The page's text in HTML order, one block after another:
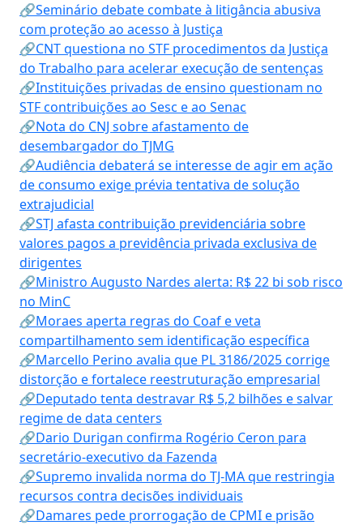
🔗Seminário debate combate à litigância abusiva
com proteção ao acesso à Justiça
🔗CNT questiona no STF procedimentos da Justiça
do Trabalho para acelerar execução de sentenças
🔗Instituições privadas de ensino questionam no
STF contribuições ao Sesc e ao Senac
🔗Nota do CNJ sobre afastamento de
desembargador do TJMG
🔗Audiência debaterá se interesse de agir em ação
de consumo exige prévia tentativa de solução
extrajudicial
🔗STJ afasta contribuição previdenciária sobre
valores pagos a previdência privada exclusiva de
dirigentes
🔗Ministro Augusto Nardes alerta: R$ 22 bi sob risco
no MinC
🔗Moraes aperta regras do Coaf e veta
compartilhamento sem identificação específica
🔗Marcello Perino avalia que PL 3186/2025 corrige
distorção e fortalece reestruturação empresarial
🔗Deputado tenta destravar R$ 5,2 bilhões e salvar
regime de data centers
🔗Dario Durigan confirma Rogério Ceron para
secretário-executivo da Fazenda
🔗Supremo invalida norma do TJ-MA que restringia
recursos contra decisões individuais
🔗Damares pede prorrogação de CPMI e prisão